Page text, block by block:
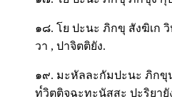
๑๘. โย ปะนะ ภิกขุ สังฆิเก
วา , ปาจิตติยัง.
๑๙. มะหัลละกัมปะนะ ภิกขุ
ท๎วิตติจฉะทะนัสสะ ปะริยายั